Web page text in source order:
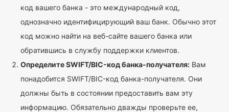
код вашего банка - это международный код,
однозначно идентифицирующий ваш банк. Обычно этот
код можно найти на веб-сайте вашего банка или
обратившись в службу поддержки клиентов.
Определите SWIFT/BIC-код банка-получателя: Вам
понадобится SWIFT/BIC-код банка-получателя. Они
должны быть в состоянии предоставить вам эту
информацию. Обязательно дважды проверьте ее,